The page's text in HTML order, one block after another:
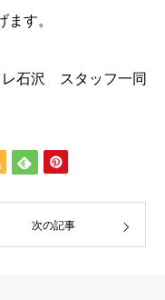
す。
レ石沢 スタッフ一同
次の記事